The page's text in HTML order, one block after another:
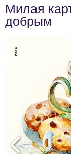
Милая
добрым